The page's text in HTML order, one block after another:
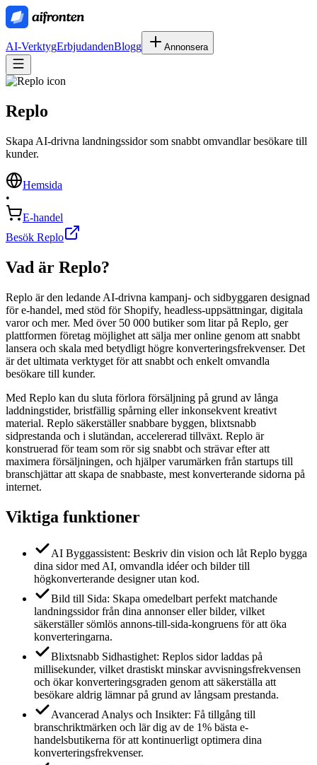
AI-VerktygErbjudandenBlogg Annonsera
Replo
Skapa AI‑drivna landningssidor som snabbt omvandlar besökare till
kunder.
Hemsida
•
E-handel
Besök Replo
Vad är Replo?
Replo är den ledande AI-drivna kampanj- och sidbyggaren designad
för e-handel, med stöd för Shopify, headless-uppsättningar, digitala
varor och mer. Med över 50 000 butiker som litar på Replo, ger
plattformen företag möjlighet att sälja mer online genom att snabbt
lansera och skala med betydligt högre konverteringsfrekvenser. Det
är det ultimata verktyget för att snabbt och enkelt omvandla
besökare till kunder.
Med Replo kan du sluta förlora försäljning på grund av långa
laddningstider, bristfällig spårning eller inkonsekvent kreativt
material. Replo säkerställer snabbare byggen, blixtsnabb
sidprestanda och i slutändan, accelererad tillväxt. Replo är
konstruerad för team som rör sig snabbt och strävar efter att
maximera försäljningen, och hjälper varumärken från startups till
branschjättar att skapa de snabbaste, mest konverterande sidorna på
internet.
Viktiga funktioner
AI Byggassistent: Beskriv din vision och låt Replo bygga
dina sidor med AI, omvandla idéer och bilder till
högkonverterande designer utan kod.
Bild till Sida: Skapa omedelbart perfekt matchande
landningssidor från dina annonser eller bilder, vilket
säkerställer sömlös annons-till-sida-kongruens för att öka
konverteringarna.
Blixtsnabb Sidhastighet: Replos sidor laddas på
millisekunder, vilket drastiskt minskar avvisningsfrekvensen
och ökar konverteringsgraden genom att säkerställa att
besökare aldrig lämnar på grund av långsam prestanda.
Avancerad Analys och Insikter: Få tillgång till
branschriktmärken och lär dig av de 1% bästa e-
handelsbutikerna för att kontinuerligt optimera dina
konverteringsfrekvenser.